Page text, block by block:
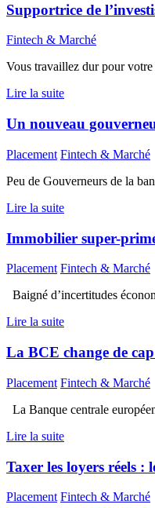
Supportrice de
Fintech & Marché
Vous travaillez dur pour
Lire la suite
Un nouveau
Placement Fintech & Marché
Peu de Gouverneurs de la
Lire la suite
Immobilier super-
Placement Fintech & Marché
Baigné d’incertitudes
Lire la suite
La BCE change de
Placement Fintech & Marché
La Banque centrale
Lire la suite
Taxer les loyers réels
Placement Fintech & Marché